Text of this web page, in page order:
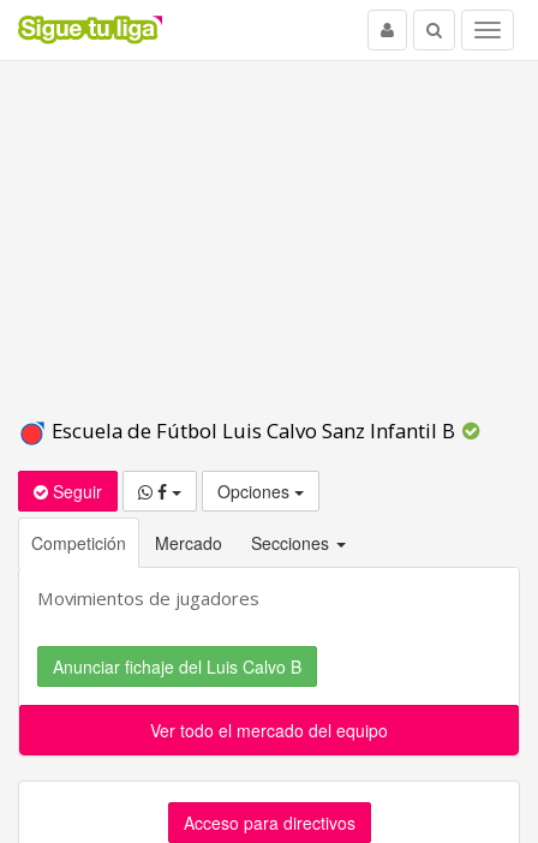
Menu
Buscar
Usuario
Escuela de Fútbol Luis Calvo Sanz Infantil B
Seguir Opciones
Competición Mercado Secciones
Movimientos de jugadores
Anunciar fichaje del Luis Calvo B
Ver todo el mercado del equipo
Acceso para directivos